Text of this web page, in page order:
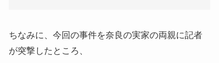
ちなみに、今回の事件を奈良の実家の両親に記者
が突撃したところ、